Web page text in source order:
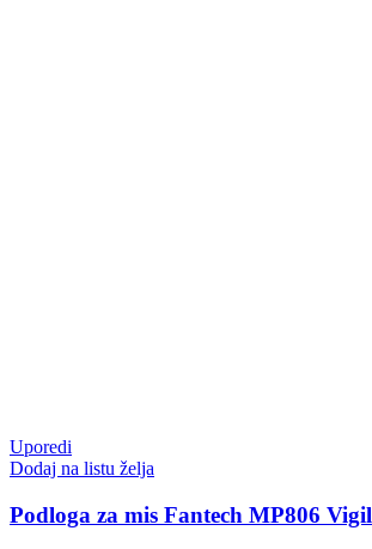
Uporedi
Dodaj na listu želja
Podloga za mis Fantech MP806 Vigil